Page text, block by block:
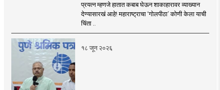
प्रयत्न म्हणजे हातात कबाब घेऊन शाकाहारावर व्याख्यान
देण्यासारखं आहे! महाराष्ट्राचा ‘गोलपीठा’ कोणी केला याची
चिंता ..
१८ जून २०२६